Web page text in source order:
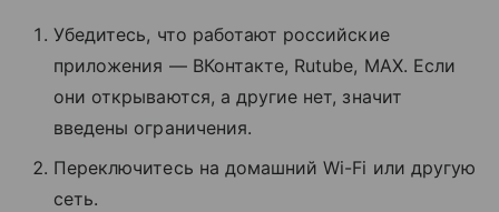
Убедитесь, что работают российские
приложения — ВКонтакте, Rutube, MAX. Если
они открываются, а другие нет, значит
введены ограничения.
Переключитесь на домашний Wi-Fi или другую
сеть.